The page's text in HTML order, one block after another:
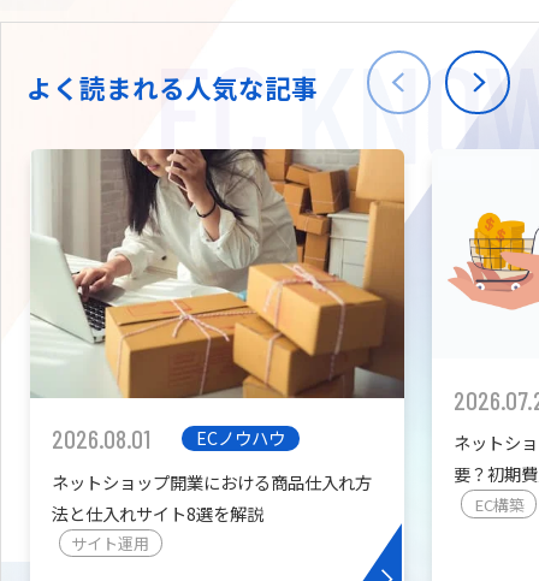
海外進出・現地
W2
拡張プラグイン一覧
カスタマイズ開発
会社情報
TW
よく読まれる人気な記事
2026.08.01
ECノウハウ
ネットショップ開業における商品仕入れ方
法と仕入れサイト8選を解説
サイト運用
ネットシ
要？初期
を紹介
EC構築